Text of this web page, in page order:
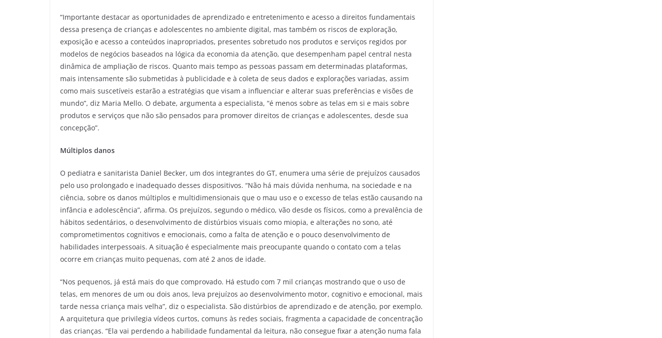
“Importante destacar as oportunidades de aprendizado e entretenimento e acesso a direitos fundamentais
dessa presença de crianças e adolescentes no ambiente digital, mas também os riscos de exploração,
exposição e acesso a conteúdos inapropriados, presentes sobretudo nos produtos e serviços regidos por
modelos de negócios baseados na lógica da economia da atenção, que desempenham papel central nesta
dinâmica de ampliação de riscos. Quanto mais tempo as pessoas passam em determinadas plataformas,
mais intensamente são submetidas à publicidade e à coleta de seus dados e explorações variadas, assim
como mais suscetíveis estarão a estratégias que visam a influenciar e alterar suas preferências e visões de
mundo”, diz Maria Mello. O debate, argumenta a especialista, “é menos sobre as telas em si e mais sobre
produtos e serviços que não são pensados para promover direitos de crianças e adolescentes, desde sua
concepção”.
Múltiplos danos
O pediatra e sanitarista Daniel Becker, um dos integrantes do GT, enumera uma série de prejuízos causados
pelo uso prolongado e inadequado desses dispositivos. “Não há mais dúvida nenhuma, na sociedade e na
ciência, sobre os danos múltiplos e multidimensionais que o mau uso e o excesso de telas estão causando na
infância e adolescência”, afirma. Os prejuízos, segundo o médico, vão desde os físicos, como a prevalência de
hábitos sedentários, o desenvolvimento de distúrbios visuais como miopia, e alterações no sono, até
comprometimentos cognitivos e emocionais, como a falta de atenção e o pouco desenvolvimento de
habilidades interpessoais. A situação é especialmente mais preocupante quando o contato com a telas
ocorre em crianças muito pequenas, com até 2 anos de idade.
“Nos pequenos, já está mais do que comprovado. Há estudo com 7 mil crianças mostrando que o uso de
telas, em menores de um ou dois anos, leva prejuízos ao desenvolvimento motor, cognitivo e emocional, mais
tarde nessa criança mais velha”, diz o especialista. São distúrbios de aprendizado e de atenção, por exemplo.
A arquitetura que privilegia vídeos curtos, comuns às redes sociais, fragmenta a capacidade de concentração
das crianças. “Ela vai perdendo a habilidade fundamental da leitura, não consegue fixar a atenção numa fala